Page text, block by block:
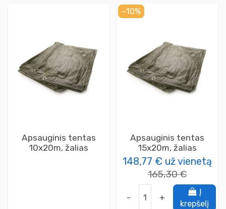
Apsauginis tentas
10x20m, žalias
−10%
Apsauginis tentas
15x20m, žalias
148,77 € už vienetą
165,30 €
- +
Į
krepšelį